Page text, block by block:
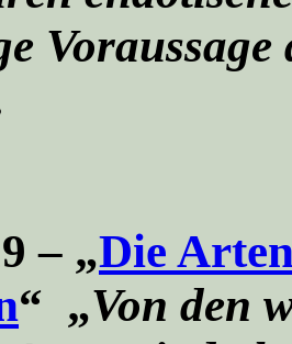
Voraussage
– „Die
“ „Von den